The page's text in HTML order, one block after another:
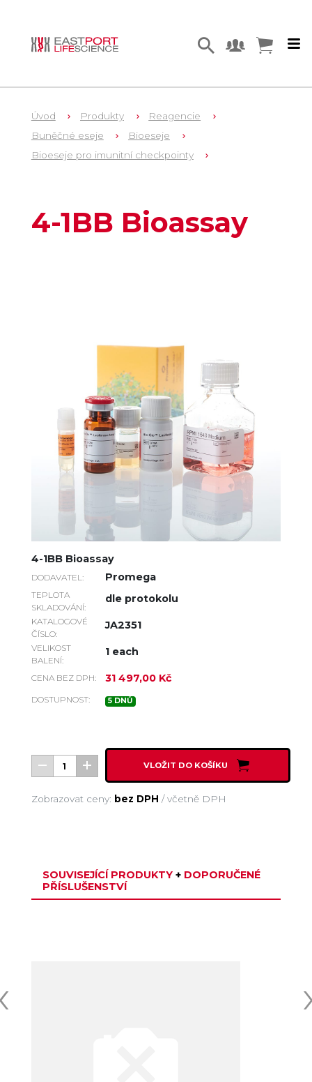
Úvod Produkty
Reagencie
Buněčné eseje
Bioeseje
Bioeseje pro imunitní checkpointy
4-1BB Bioassay
4-1BB Bioassay
DODAVATEL: Promega
TEPLOTA
SKLADOVÁNÍ:
dle protokolu
KATALOGOVÉ
ČÍSLO:
JA2351
VELIKOST
BALENÍ:
1 each
CENA BEZ DPH: 31 497,00 Kč
DOSTUPNOST: 5 DNŮ
VLOŽIT DO KOŠÍKU
Zobrazovat ceny: bez DPH /včetně DPH
SOUVISEJÍCÍ PRODUKTY +DOPORUČENÉ
PŘÍSLUŠENSTVÍ